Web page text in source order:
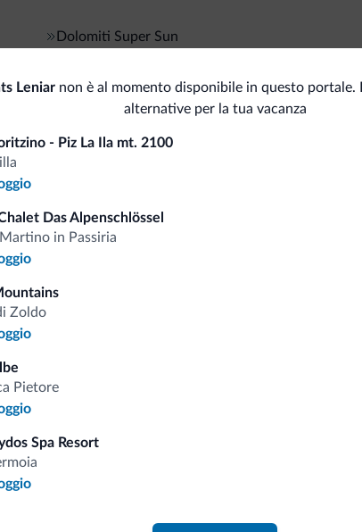
Dolomiti Super Sun
Leniarnon è al momento disponibile in questo portale.
alternative per la tua vacanza
- Piz La Ila mt. 2100
Das Alpenschlössel
in Passiria
Zoldo
Pietore
Spa Resort
Riceverai informazioni, offerte